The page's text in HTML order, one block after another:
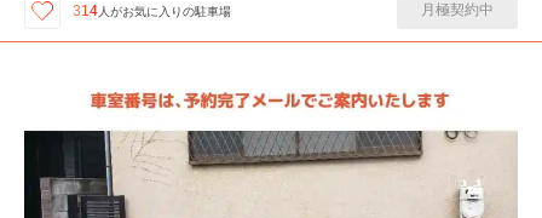
314 人がお気に入りの駐車場 月極契約中